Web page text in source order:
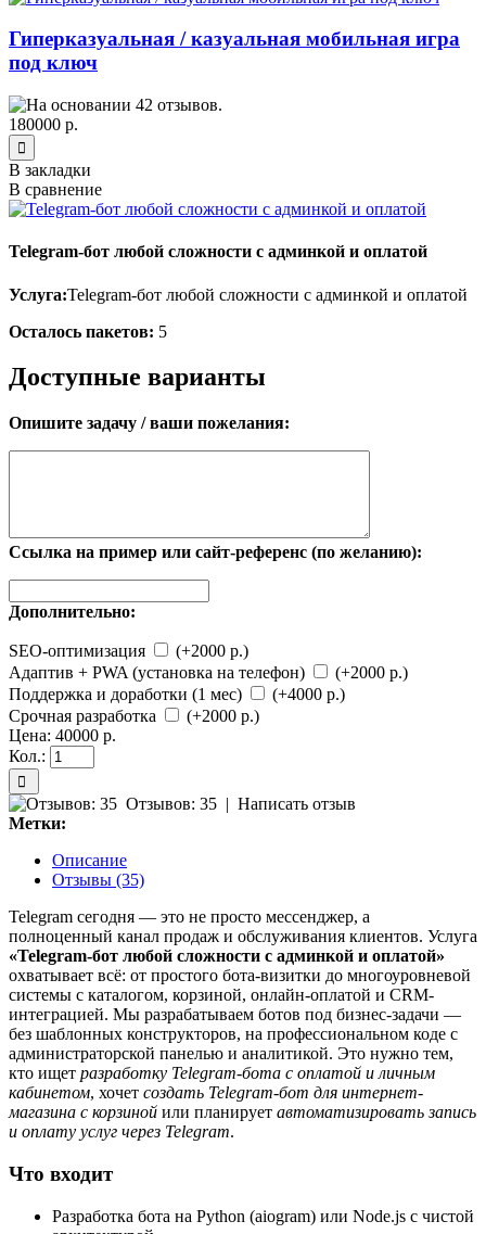
Гиперказуальная / казуальная мобильная игра
под ключ
180000 р.
В закладки
В сравнение
Telegram-бот любой сложности с админкой и оплатой
Услуга:Telegram-бот любой сложности с админкой и оплатой
Осталось пакетов: 5
Доступные варианты
Опишите задачу / ваши пожелания:
Ссылка на пример или сайт-референс (по желанию):
Дополнительно:
SEO-оптимизация
(+2000 р.)
Адаптив + PWA (установка на телефон)
(+2000 р.)
Поддержка и доработки (1 мес)
(+4000 р.)
Срочная разработка
(+2000 р.)
Цена: 40000 р.
Кол.:
Отзывов: 35 | Написать отзыв
Метки:
Описание
Отзывы (35)
Telegram сегодня — это не просто мессенджер, а
полноценный канал продаж и обслуживания клиентов. Услуга
«Telegram-бот любой сложности с админкой и оплатой»
охватывает всё: от простого бота-визитки до многоуровневой
системы с каталогом, корзиной, онлайн-оплатой и CRM-
интеграцией. Мы разрабатываем ботов под бизнес-задачи —
без шаблонных конструкторов, на профессиональном коде с
администраторской панелью и аналитикой. Это нужно тем,
кто ищет разработку Telegram-бота с оплатой и личным
кабинетом, хочет создать Telegram-бот для интернет-
магазина с корзиной или планирует автоматизировать запись
и оплату услуг через Telegram.
Что входит
Разработка бота на Python (aiogram) или Node.js с чистой